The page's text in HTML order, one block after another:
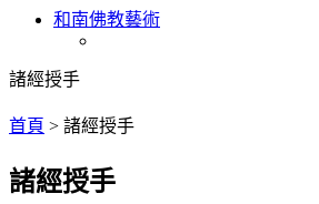
和南佛教藝術
諸經授手
首頁 > 諸經授手
諸經授手